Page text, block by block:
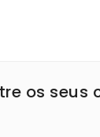
os seus